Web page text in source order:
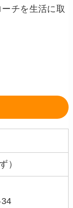
チを生活に取
）